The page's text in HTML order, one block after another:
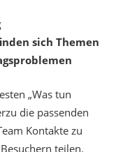
sich Themen
„Was tun
die passenden
Kontakte zu
teilen.